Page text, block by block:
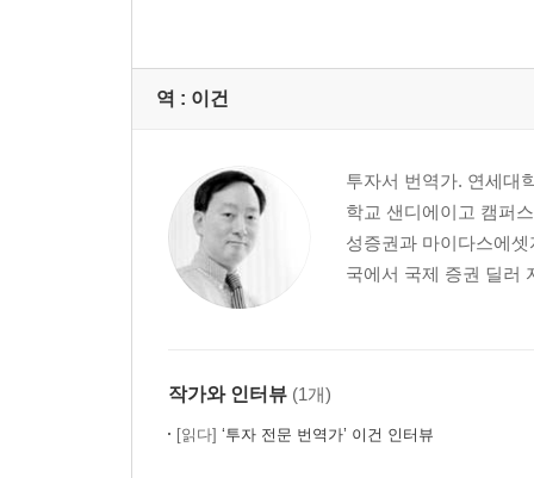
역 : 이건
투자서 번역가. 연세대
학교 샌디에이고 캠퍼
성증권과 마이다스에
국에서 국제 증권 딜러
작가와 인터뷰 (1개)
[읽다] ‘투자 전문 번역가’ 이건 인터뷰